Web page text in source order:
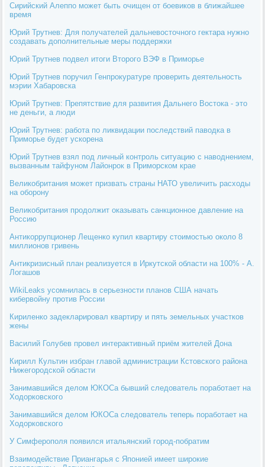
Сирийский Алеппо может быть очищен от боевиков в ближайшее
время
Юрий Трутнев: Для получателей дальневосточного гектара нужно
создавать дополнительные меры поддержки
Юрий Трутнев подвел итоги Второго ВЭФ в Приморье
Юрий Трутнев поручил Генпрокуратуре проверить деятельность
мэрии Хабаровска
Юрий Трутнев: Препятствие для развития Дальнего Востока - это
не деньги, а люди
Юрий Трутнев: работа по ликвидации последствий паводка в
Приморье будет ускорена
Юрий Трутнев взял под личный контроль ситуацию с наводнением,
вызванным тайфуном Лайонрок в Приморском крае
Великобритания может призвать страны НАТО увеличить расходы
на оборону
Великобритания продолжит оказывать санкционное давление на
Россию
Антикоррупционер Лещенко купил квартиру стоимостью около 8
миллионов гривень
Антикризисный план реализуется в Иркутской области на 100% - А.
Логашов
WikiLeaks усомнилась в серьезности планов США начать
кибервойну против России
Кириленко задекларировал квартиру и пять земельных участков
жены
Василий Голубев провел интерактивный приём жителей Дона
Кирилл Культин избран главой администрации Кстовского района
Нижегородской области
Занимавшийся делом ЮКОСа бывший следователь поработает на
Ходорковского
Занимавшийся делом ЮКОСа следователь теперь поработает на
Ходорковского
У Симферополя появился итальянский город-побратим
Взаимодействие Приангарья с Японией имеет широкие